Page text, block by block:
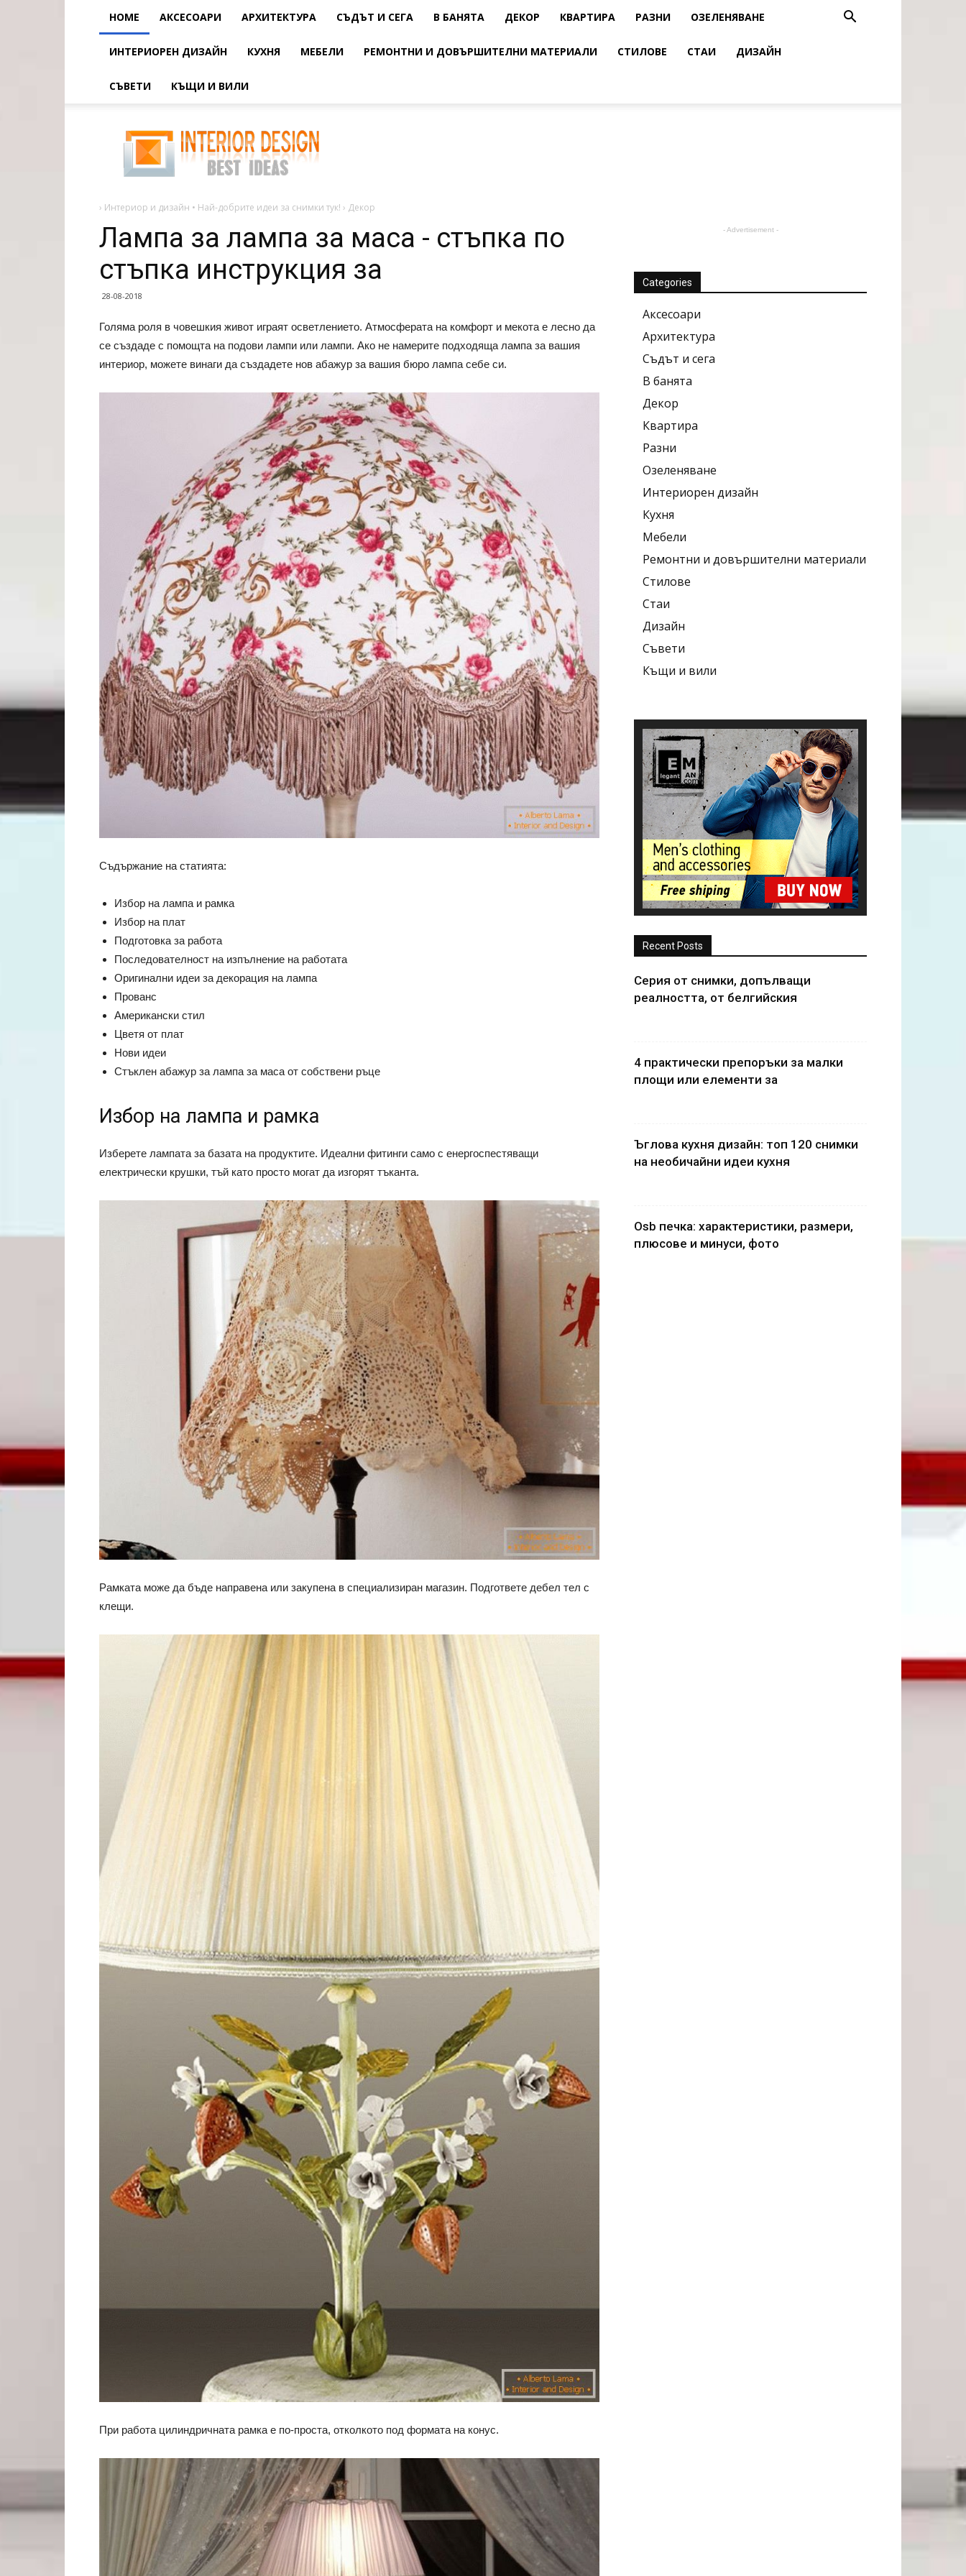
HOME АКСЕСОАРИ АРХИТЕКТУРА СЪДЪТ И СЕГА В БАНЯТА ДЕКОР КВАРТИРА РАЗНИ ОЗЕЛЕНЯВАНЕ
ИНТЕРИОРЕН ДИЗАЙН КУХНЯ МЕБЕЛИ РЕМОНТНИ И ДОВЪРШИТЕЛНИ МАТЕРИАЛИ СТИЛОВЕ СТАИ ДИЗАЙН
СЪВЕТИ КЪЩИ И ВИЛИ
за
лампа
за
маса
-
стъпка
инструкция
› Интериор и дизайн • Най-добрите идеи за снимки тук! › Декор
Лампа за лампа за маса - стъпка по
стъпка инструкция за
28-08-2018
Голяма роля в човешкия живот играят осветлението. Атмосферата на комфорт и мекота е лесно да
се създаде с помощта на подови лампи или лампи. Ако не намерите подходяща лампа за вашия
интериор, можете винаги да създадете нов абажур за вашия бюро лампа себе си.
Съдържание на статията:
Избор на лампа и рамка
Избор на плат
Подготовка за работа
Последователност на изпълнение на работата
Оригинални идеи за декорация на лампа
Прованс
Американски стил
Цветя от плат
Нови идеи
Стъклен абажур за лампа за маса от собствени ръце
Избор на лампа и рамка
Изберете лампата за базата на продуктите. Идеални фитинги само с енергоспестяващи
електрически крушки, тъй като просто могат да изгорят тъканта.
Рамката може да бъде направена или закупена в специализиран магазин. Подгответе дебел тел с
клещи.
При работа цилиндричната рамка е по-проста, отколкото под формата на конус.
- Advertisement -
Categories
Аксесоари
Архитектура
Съдът и сега
В банята
Декор
Квартира
Разни
Озеленяване
Интериорен дизайн
Кухня
Мебели
Ремонтни и довършителни материали
Стилове
Стаи
Дизайн
Съвети
Къщи и вили
Recent Posts
Серия от снимки, допълващи
реалността, от белгийския
4 практически препоръки за малки
площи или елементи за
Ъглова кухня дизайн: топ 120 снимки
на необичайни идеи кухня
Osb печка: характеристики, размери,
плюсове и минуси, фото